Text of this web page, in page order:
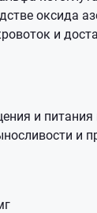
оксида
и
и
и